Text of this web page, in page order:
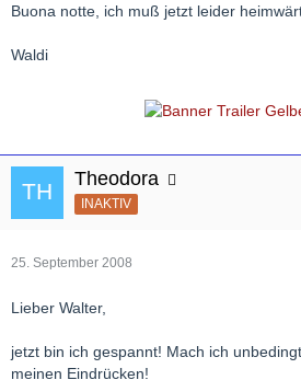
Buona notte, ich muß jetzt leider
Waldi
Theodora
INAKTIV
25. September 2008
Lieber Walter,
jetzt bin ich gespannt! Mach ich
meinen Eindrücken!